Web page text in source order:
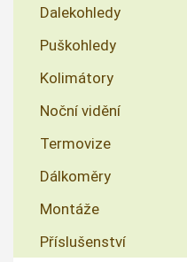
Dalekohledy
Puškohledy
Kolimátory
Noční vidění
Termovize
Dálkoměry
Montáže
Příslušenství